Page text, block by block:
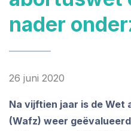
nader
26 juni 2020
Na vijftien jaar is de
(Wafz) weer